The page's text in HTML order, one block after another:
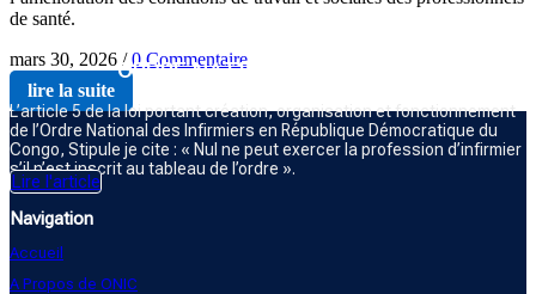
de santé.
mars 30, 2026 / 0 Commentaire
lire la suite
ORDRE NATIONAL DES INFIRMIERS
L’article 5 de la loi portant création, organisation et fonctionnement
de l’Ordre National des Infirmiers en République Démocratique du
Congo, Stipule je cite : « Nul ne peut exercer la profession d’infirmier
s’il n’est inscrit au tableau de l’ordre ».
Lire l'article
Navigation
Accueil
A Propos de ONIC